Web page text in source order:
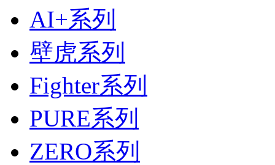
AI+系列
壁虎系列
Fighter系列
PURE系列
ZERO系列